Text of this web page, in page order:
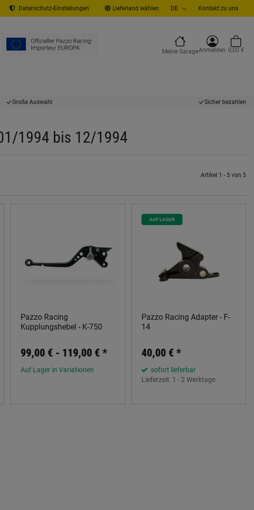
Datenschutz-Einstellungen Lieferland wählen DE Kontakt zu uns
Meine GarageAnmelden 0,00 €
Große Auswahl Sicher bezahlen
1994 bis 12/1994
Artikel 1 - 5 von 5
Pazzo Racing
Kupplungshebel - K-750
99,00 € - 119,00 €*
Auf Lager in Variationen
AUF LAGER
Pazzo Racing Adapter - F-
14
40,00 €*
sofort lieferbar
Lieferzeit: 1 - 2 Werktage